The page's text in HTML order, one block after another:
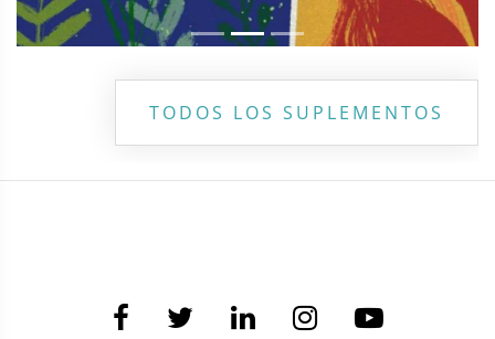
TODOS LOS SUPLEMENTOS